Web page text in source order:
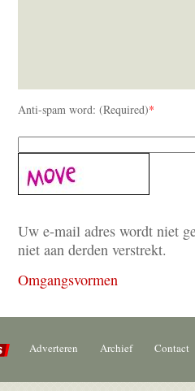
Anti-spam word: (Required)*
Uw e-mail adres wordt niet
niet aan derden verstrekt.
Omgangsvormen
Adverteren Archief Contact